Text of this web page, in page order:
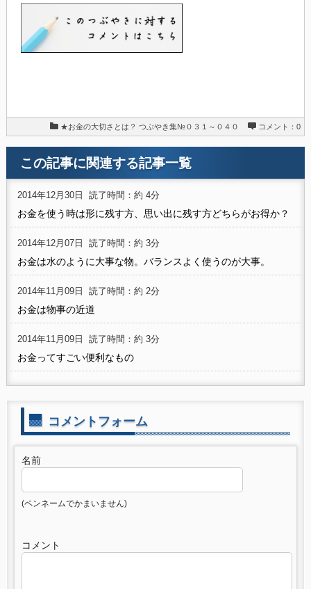
★お金の大切さとは？ つぶやき集№０３１～０４０ コメント：0
この記事に関連する記事一覧
2014年12月30日 読了時間：約 4分
お金を使う時は形に残す方、思い出に残す方どちらがお得か？
2014年12月07日 読了時間：約 3分
お金は水のように大事な物。バランスよく使うのが大事。
2014年11月09日 読了時間：約 2分
お金は物事の近道
2014年11月09日 読了時間：約 3分
お金ってすごい便利なもの
コメントフォーム
名前
(ペンネームでかまいません)
コメント